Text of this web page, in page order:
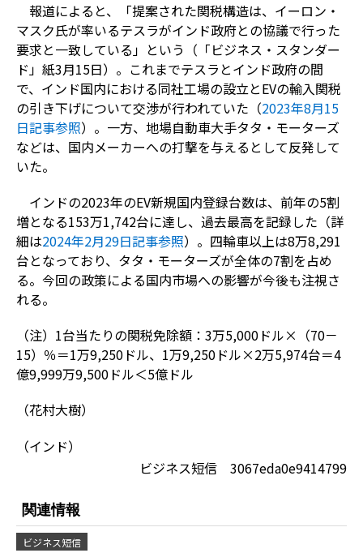
報道によると、「提案された関税構造は、イーロン・
マスク氏が率いるテスラがインド政府との協議で行った
要求と一致している」という（「ビジネス・スタンダー
ド」紙3月15日）。これまでテスラとインド政府の間
で、インド国内における同社工場の設立とEVの輸入関税
の引き下げについて交渉が行われていた（2023年8月15
日記事参照）。一方、地場自動車大手タタ・モーターズ
などは、国内メーカーへの打撃を与えるとして反発して
いた。
インドの2023年のEV新規国内登録台数は、前年の5割
増となる153万1,742台に達し、過去最高を記録した（詳
細は2024年2月29日記事参照）。四輪車以上は8万8,291
台となっており、タタ・モーターズが全体の7割を占め
る。今回の政策による国内市場への影響が今後も注視さ
れる。
（注）1台当たりの関税免除額：3万5,000ドル×（70－
15）％＝1万9,250ドル、1万9,250ドル×2万5,974台＝4
億9,999万9,500ドル＜5億ドル
（花村大樹）
（インド）
ビジネス短信 3067eda0e9414799
関連情報
ビジネス短信